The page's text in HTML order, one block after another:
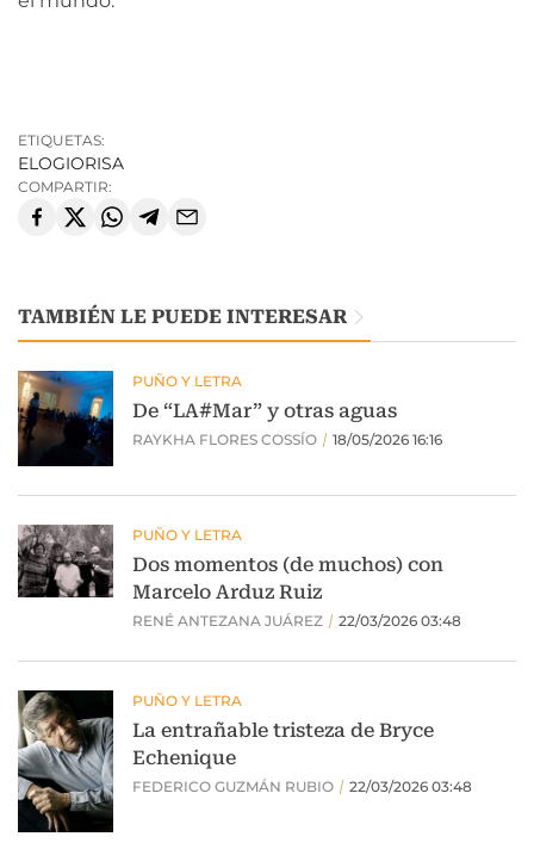
ETIQUETAS:
ELOGIORISA
COMPARTIR:
TAMBIÉN LE PUEDE INTERESAR